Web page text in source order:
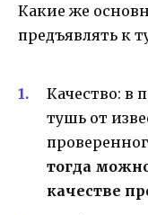
Какие же
предъявлять к
Качество: в
тушь от
тогда
качестве